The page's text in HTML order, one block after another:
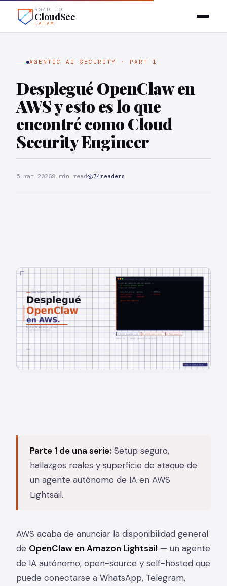
ROAD TO
CloudSec
LATAM
AGENTIC AI SECURITY · PART 1
Desplegué OpenClaw en
AWS y esto es lo que
encontré como Cloud
Security Engineer
5 mar 20269 min read 74readers
Parte 1 de una serie: Setup seguro,
hallazgos reales y superficie de ataque de
un agente autónomo de IA en AWS
Lightsail.
AWS acaba de anunciar la disponibilidad general
de OpenClaw en Amazon Lightsail — un agente
de IA autónomo, open-source y self-hosted que
puede conectarse a WhatsApp, Telegram,